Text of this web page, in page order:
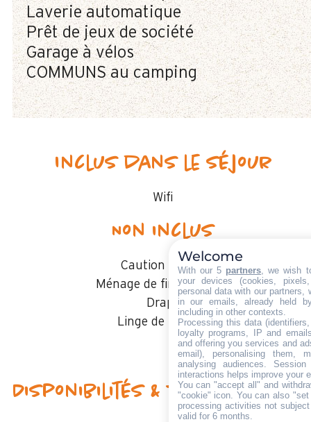
Laverie automatique
Prêt de jeux de société
Garage à vélos
COMMUNS au camping
Inclus dans le séjour
Wifi
Non inclus
Caution :
160 €
Ménage de fin de séjour
Draps
Linge de toilette
Disponibilités & Tarifs
Welcome
With our 5 partners, we wish
your devices (cookies,
personal data with our partners,
in our emails, already held
including in other contexts.
Processing this data
loyalty programs, IP and
and offering you services and
email), personalising them,
analysing audiences.
interactions helps improve your
You can "accept all" and
"cookie" icon. You can also
processing activities not
valid for 6 months.